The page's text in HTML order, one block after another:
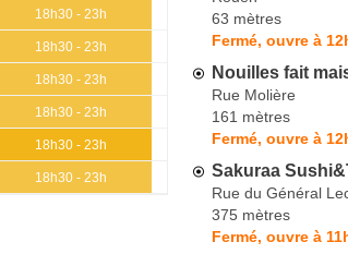
18h30 - 23h
18h30 - 23h
18h30 - 23h
18h30 - 23h
18h30 - 23h
18h30 - 23h
63 mètres
Fermé, ouvre à
Nouilles fait
Rue Molière
161 mètres
Fermé, ouvre à
Sakuraa
Rue du Général
375 mètres
Fermé, ouvre à